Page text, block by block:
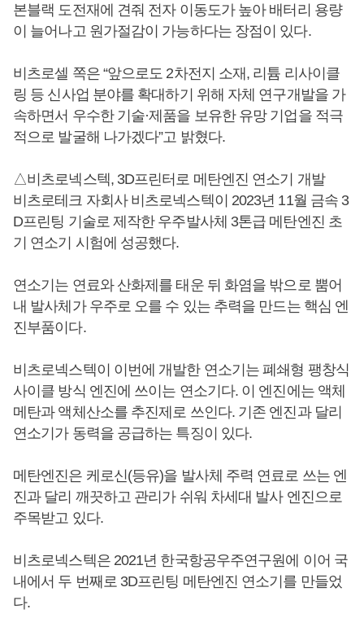
본블랙 도전재에 견줘 전자 이동도가 높아 배터리 용량
이 늘어나고 원가절감이 가능하다는 장점이 있다.
비츠로셀 쪽은 “앞으로도 2차전지 소재, 리튬 리사이클
링 등 신사업 분야를 확대하기 위해 자체 연구개발을 가
속하면서 우수한 기술·제품을 보유한 유망 기업을 적극
적으로 발굴해 나가겠다”고 밝혔다.
△비츠로넥스텍, 3D프린터로 메탄엔진 연소기 개발
비츠로테크 자회사 비츠로넥스텍이 2023년 11월 금속 3
D프린팅 기술로 제작한 우주발사체 3톤급 메탄엔진 초
기 연소기 시험에 성공했다.
연소기는 연료와 산화제를 태운 뒤 화염을 밖으로 뿜어
내 발사체가 우주로 오를 수 있는 추력을 만드는 핵심 엔
진부품이다.
비츠로넥스텍이 이번에 개발한 연소기는 폐쇄형 팽창식
사이클 방식 엔진에 쓰이는 연소기다. 이 엔진에는 액체
메탄과 액체산소를 추진제로 쓰인다. 기존 엔진과 달리
연소기가 동력을 공급하는 특징이 있다.
메탄엔진은 케로신(등유)을 발사체 주력 연료로 쓰는 엔
진과 달리 깨끗하고 관리가 쉬워 차세대 발사 엔진으로
주목받고 있다.
비츠로넥스텍은 2021년 한국항공우주연구원에 이어 국
내에서 두 번째로 3D프린팅 메탄엔진 연소기를 만들었
다.